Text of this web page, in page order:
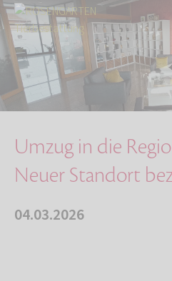
Start Über uns
Aktuelles
Umzug in die Region Main-Tauber:
Umzug in die
Neuer Standort
04.03.2026